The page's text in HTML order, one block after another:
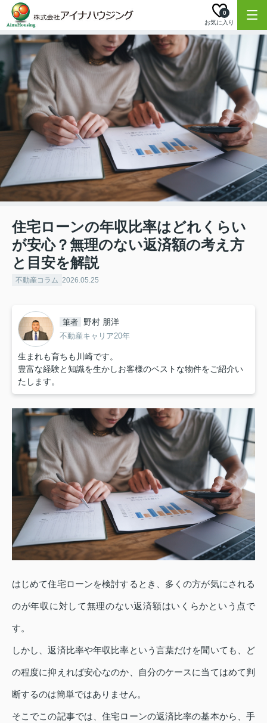
お気に入り
0
住宅ローンの年収比率はどれくらい
が安心？無理のない返済額の考え方
と目安を解説
不動産コラム 2026.05.25
筆者 野村 朋洋
不動産キャリア20年
生まれも育ちも川崎です。
豊富な経験と知識を生かしお客様のベストな物件をご紹介い
たします。
はじめて住宅ローンを検討するとき、多くの方が気にされる
のが年収に対して無理のない返済額はいくらかという点で
す。
しかし、返済比率や年収比率という言葉だけを聞いても、ど
の程度に抑えれば安心なのか、自分のケースに当てはめて判
断するのは簡単ではありません。
そこでこの記事では、住宅ローンの返済比率の基本から、手